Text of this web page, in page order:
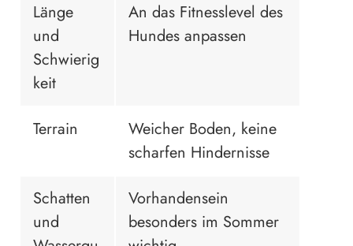
Länge
und
Schwierig
keit
An das Fitnesslevel des
Hundes anpassen
Terrain
Weicher Boden, keine
scharfen Hindernisse
Schatten
und
Vorhandensein
besonders im Sommer